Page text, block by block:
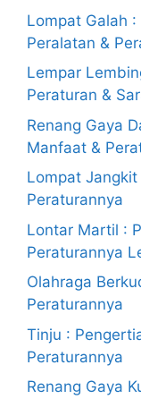
Lompat Galah
Peralatan &
Lempar
Peraturan &
Renang Gaya
Manfaat &
Lompat
Peraturannya
Lontar Martil :
Peraturannya
Olahraga
Peraturannya
Tinju :
Peraturannya
Renang Gaya